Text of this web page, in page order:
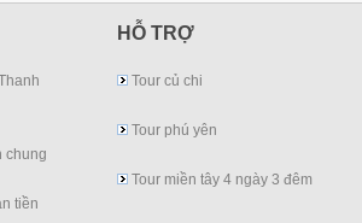
chung
tiền
HỖ TRỢ
Tour củ chi
Tour phú yên
Tour miền tây 4 ngày 3 đêm